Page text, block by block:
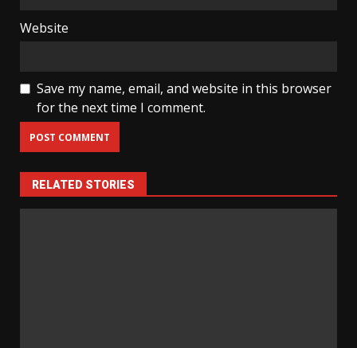
Website
Save my name, email, and website in this browser
for the next time I comment.
RELATED STORIES